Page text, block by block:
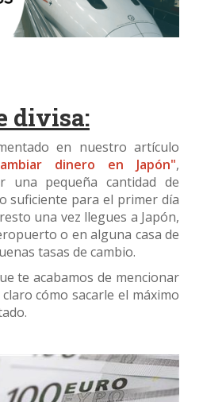
divisa:
en nuestro artículo
dinero en Japón",
una pequeña cantidad de
suficiente para el primer día
una vez llegues a Japón,
o en alguna casa de
tasas de cambio.
te acabamos de mencionar
cómo sacarle el máximo